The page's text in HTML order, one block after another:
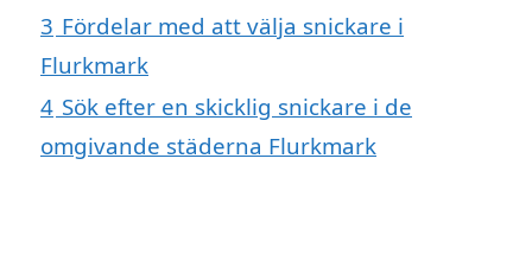
3 Fördelar med att välja snickare i
Flurkmark
4 Sök efter en skicklig snickare i de
omgivande städerna Flurkmark